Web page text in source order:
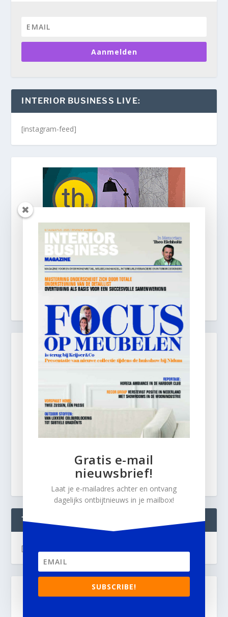
Aanmelden
INTERIOR BUSINESS LIVE:
[instagram-feed]
TWEETS
[custom-twitter-feeds]
Gratis e-mail
nieuwsbrief!
Laat je e-mailadres achter en ontvang
dagelijks ontbijtnieuws in je mailbox!
SUBSCRIBE!